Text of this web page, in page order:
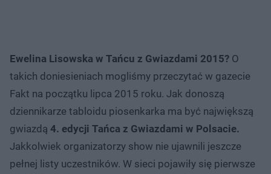
Ewelina Lisowska w Tańcu z Gwiazdami 2015? O
takich doniesieniach mogliśmy przeczytać w gazecie
Fakt na początku lipca 2015 roku. Jak donoszą
dziennikarze tabloidu piosenkarka ma być największą
gwiazdą 4. edycji Tańca z Gwiazdami w Polsacie.
Jakkolwiek organizatorzy show nie ujawnili jeszcze
pełnej listy uczestników. W sieci pojawiły się pierwsze